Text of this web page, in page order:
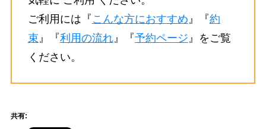
ご利用には『 こんな方におすすめ』『約
束』『利用の流れ』『予約ページ』をご覧
ください。
共有: